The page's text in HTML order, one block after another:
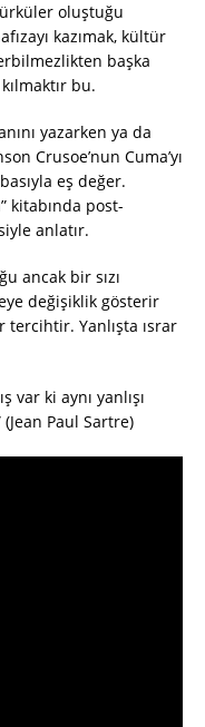
oluştuğu
kazımak, kültür
başka
bu.
yazarken ya da
Crusoe’nun Cuma’yı
eş değer.
kitabında post-
anlatır.
ancak bir sızı
değişiklik gösterir
Yanlışta ısrar
var ki aynı yanlışı
Paul Sartre)